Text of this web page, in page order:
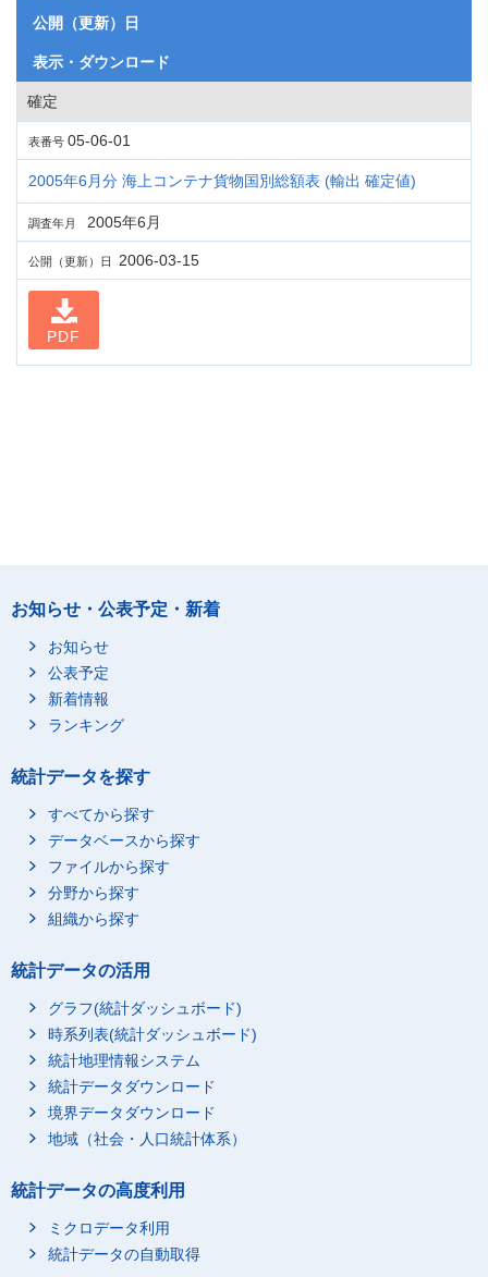
公開（更新）日
表示・ダウンロード
確定
表番号 05-06-01
2005年6月分 海上コンテナ貨物国別総額表 (輸出 確定値)
調査年月 2005年6月
公開（更新）日 2006-03-15
PDF
お知らせ・公表予定・新着
お知らせ
公表予定
新着情報
ランキング
統計データを探す
すべてから探す
データベースから探す
ファイルから探す
分野から探す
組織から探す
統計データの活用
グラフ(統計ダッシュボード)
時系列表(統計ダッシュボード)
統計地理情報システム
統計データダウンロード
境界データダウンロード
地域（社会・人口統計体系）
統計データの高度利用
ミクロデータ利用
統計データの自動取得